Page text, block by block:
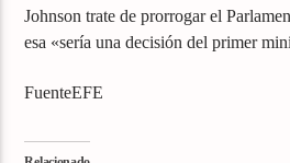
Johnson trate de prorrogar el
esa «sería una decisión del primer
FuenteEFE